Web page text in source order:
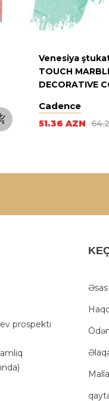
Venesiya
TOUCH
DECORATIVE
Cadence
51.36 AZN
prospekti